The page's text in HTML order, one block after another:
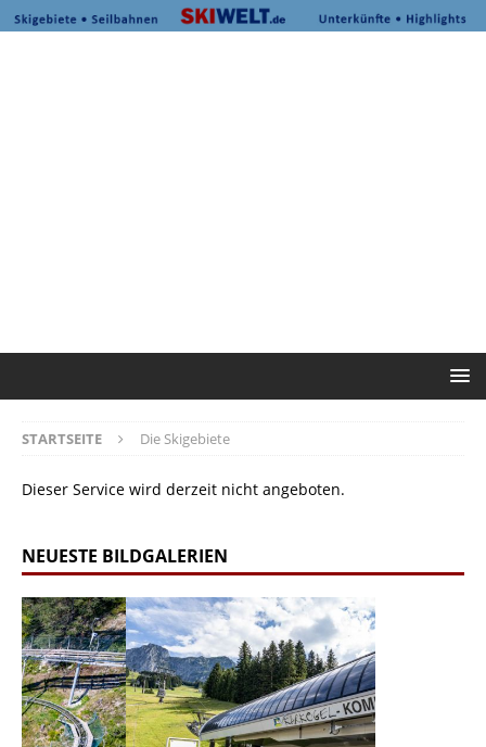
STARTSEITE Die Skigebiete
Dieser Service wird derzeit nicht angeboten.
NEUESTE BILDGALERIEN